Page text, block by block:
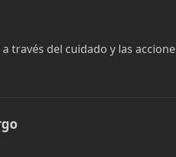
través del cuidado y las